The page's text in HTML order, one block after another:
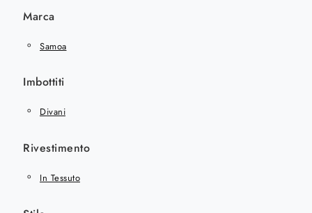
Marca
Samoa
Imbottiti
Divani
Rivestimento
In Tessuto